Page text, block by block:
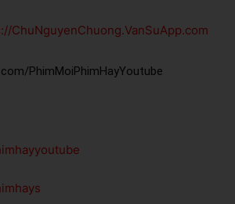
ChuNguyenChuong.VanSuApp.com
PhimMoiPhimHayYoutube